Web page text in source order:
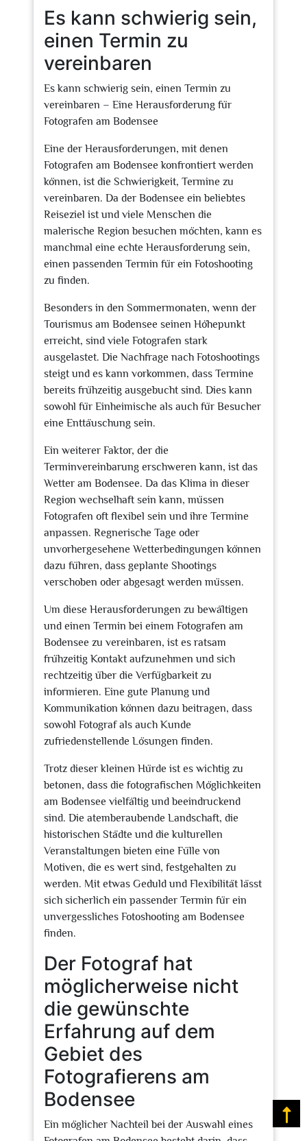
Es kann schwierig sein,
einen Termin zu
vereinbaren
Es kann schwierig sein, einen Termin zu
vereinbaren – Eine Herausforderung für
Fotografen am Bodensee
Eine der Herausforderungen, mit denen
Fotografen am Bodensee konfrontiert werden
können, ist die Schwierigkeit, Termine zu
vereinbaren. Da der Bodensee ein beliebtes
Reiseziel ist und viele Menschen die
malerische Region besuchen möchten, kann es
manchmal eine echte Herausforderung sein,
einen passenden Termin für ein Fotoshooting
zu finden.
Besonders in den Sommermonaten, wenn der
Tourismus am Bodensee seinen Höhepunkt
erreicht, sind viele Fotografen stark
ausgelastet. Die Nachfrage nach Fotoshootings
steigt und es kann vorkommen, dass Termine
bereits frühzeitig ausgebucht sind. Dies kann
sowohl für Einheimische als auch für Besucher
eine Enttäuschung sein.
Ein weiterer Faktor, der die
Terminvereinbarung erschweren kann, ist das
Wetter am Bodensee. Da das Klima in dieser
Region wechselhaft sein kann, müssen
Fotografen oft flexibel sein und ihre Termine
anpassen. Regnerische Tage oder
unvorhergesehene Wetterbedingungen können
dazu führen, dass geplante Shootings
verschoben oder abgesagt werden müssen.
Um diese Herausforderungen zu bewältigen
und einen Termin bei einem Fotografen am
Bodensee zu vereinbaren, ist es ratsam
frühzeitig Kontakt aufzunehmen und sich
rechtzeitig über die Verfügbarkeit zu
informieren. Eine gute Planung und
Kommunikation können dazu beitragen, dass
sowohl Fotograf als auch Kunde
zufriedenstellende Lösungen finden.
Trotz dieser kleinen Hürde ist es wichtig zu
betonen, dass die fotografischen Möglichkeiten
am Bodensee vielfältig und beeindruckend
sind. Die atemberaubende Landschaft, die
historischen Städte und die kulturellen
Veranstaltungen bieten eine Fülle von
Motiven, die es wert sind, festgehalten zu
werden. Mit etwas Geduld und Flexibilität lässt
sich sicherlich ein passender Termin für ein
unvergessliches Fotoshooting am Bodensee
finden.
Der Fotograf hat
möglicherweise nicht
die gewünschte
Erfahrung auf dem
Gebiet des
Fotografierens am
Bodensee
Ein möglicher Nachteil bei der Auswahl eines